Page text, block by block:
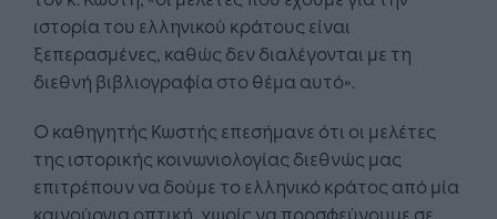
ιστορία του ελληνικού κράτους είναι
ξεπερασμένες, καθώς δεν διαλέγονται με τη
διεθνή βιβλιογραφία στο θέμα αυτό».
Ο καθηγητής Κωστής επεσήμανε ότι οι μελέτες
της ιστορικής κοινωνιολογίας διεθνώς μας
επιτρέπουν να δούμε το ελληνικό κράτος από μία
καινούργια οπτική, χωρίς να προσφεύγουμε σε